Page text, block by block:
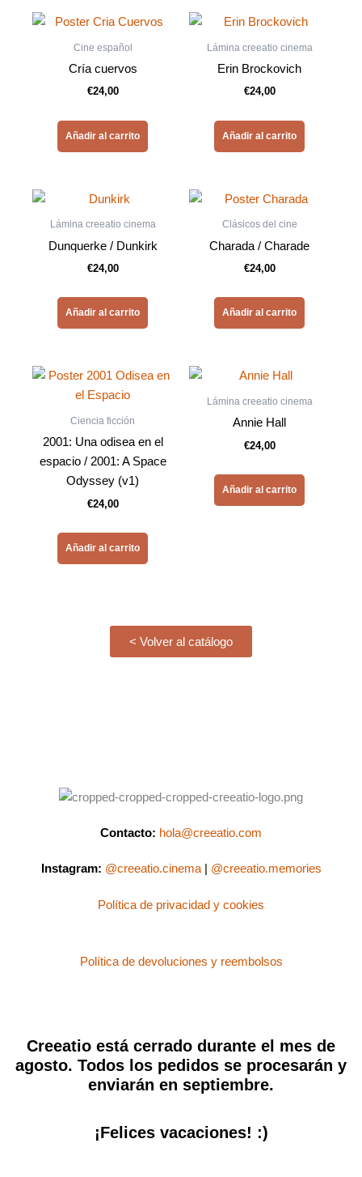
Cine español
Cría cuervos
€24,00
Añadir al carrito
Lámina creeatio cinema
Erin Brockovich
€24,00
Añadir al carrito
Lámina creeatio cinema
Dunquerke / Dunkirk
€24,00
Añadir al carrito
Clásicos del cine
Charada / Charade
€24,00
Añadir al carrito
Ciencia ficción
2001: Una odisea en el
espacio / 2001: A Space
Odyssey (v1)
€24,00
Añadir al carrito
Lámina creeatio cinema
Annie Hall
€24,00
Añadir al carrito
< Volver al catálogo
Contacto: hola@creeatio.com
Instagram: @creeatio.cinema| @creeatio.memories
Política de privacidad y cookies
Política de devoluciones y reembolsos
Creeatio está cerrado durante el mes de
agosto. Todos los pedidos se procesarán y
enviarán en septiembre.
¡Felices vacaciones! :)